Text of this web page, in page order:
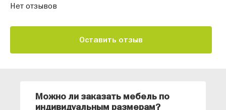
Нет отзывов
Оставить отзыв
Можно ли заказать мебель по
индивидуальным размерам?